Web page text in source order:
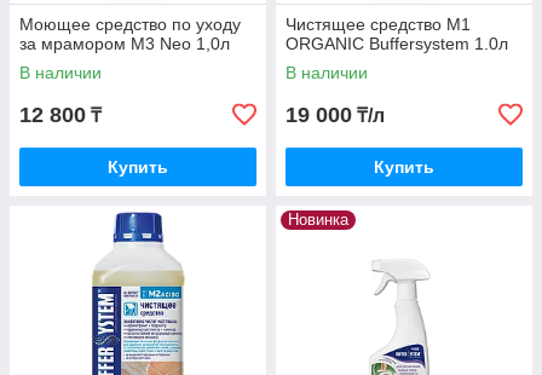
Моющее средство по уходу
за мрамором M3 Neo 1,0л
В наличии
12 800 ₸
Купить
Чистящее средство M1
ORGANIC Buffersystem 1.0л
В наличии
19 000 ₸/л
Купить
Новинка